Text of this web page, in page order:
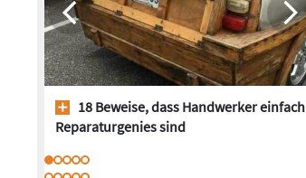
18 Beweise, dass Handwerker einfach
Reparaturgenies sind